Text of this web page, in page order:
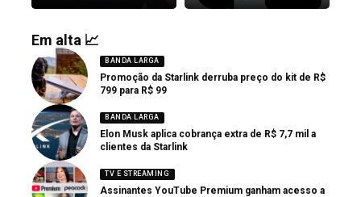
Em alta 📈
BANDA LARGA
Promoção da Starlink derruba preço do kit de R$
799 para R$ 99
BANDA LARGA
Elon Musk aplica cobrança extra de R$ 7,7 mil a
clientes da Starlink
TV E STREAMING
Assinantes YouTube Premium ganham acesso a